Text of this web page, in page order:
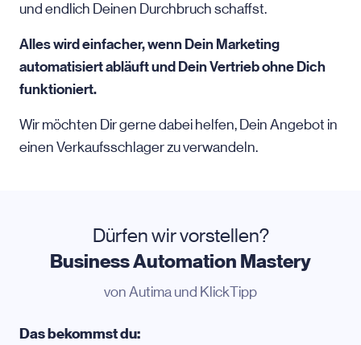
und endlich Deinen Durchbruch schaffst.
Alles wird einfacher, wenn Dein Marketing
automatisiert abläuft und Dein Vertrieb ohne Dich
funktioniert.
Wir möchten Dir gerne dabei helfen, Dein Angebot in
einen Verkaufsschlager zu verwandeln.
Dürfen wir vorstellen?
Business Automation Mastery
von Autima und KlickTipp
Das bekommst du: